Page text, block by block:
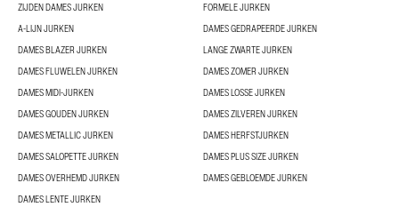
ZIJDEN DAMES JURKEN
FORMELE JURKEN
A-LIJN JURKEN
DAMES GEDRAPEERDE JURKEN
DAMES BLAZER JURKEN
LANGE ZWARTE JURKEN
DAMES FLUWELEN JURKEN
DAMES ZOMER JURKEN
DAMES MIDI-JURKEN
DAMES LOSSE JURKEN
DAMES GOUDEN JURKEN
DAMES ZILVEREN JURKEN
DAMES METALLIC JURKEN
DAMES HERFSTJURKEN
DAMES SALOPETTE JURKEN
DAMES PLUS SIZE JURKEN
DAMES OVERHEMD JURKEN
DAMES GEBLOEMDE JURKEN
DAMES LENTE JURKEN